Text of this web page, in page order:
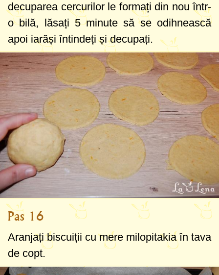
decuparea cercurilor le formați din nou într-
o bilă, lăsați 5 minute să se odihnească
apoi iarăși întindeți și decupați.
Pas 16
Aranjați biscuiții cu mere milopitakia în tava
de copt.